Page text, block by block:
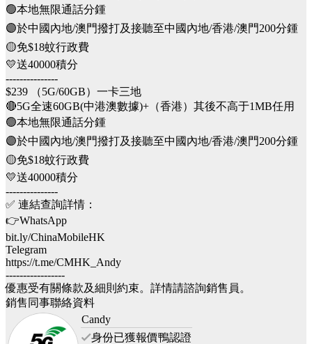
🟢本地無限通話分鍾
🟣於中國內地/澳門撥打及接聽至中國內地/香港/澳門200分鍾
🟡免$18蚊行政費
💛送40000積分
---------------
$239 （5G/60GB）一卡三地
🔴5G全速60GB(中港澳數據)+（香港）其後不高于1MB任用
🟢本地無限通話分鍾
🟣於中國內地/澳門撥打及接聽至中國內地/香港/澳門200分鍾
🟡免$18蚊行政費
💛送40000積分
---------------
✅ 連結查詢詳情：
👉WhatsApp
bit.ly/ChinaMobileHK
Telegram
https://t.me/CMHK_Andy
-----------------
優惠受有關條款及細則約束。詳情請諮詢銷售員。
銷售同事聯絡資料
Candy
身份已獲報價鴨認證